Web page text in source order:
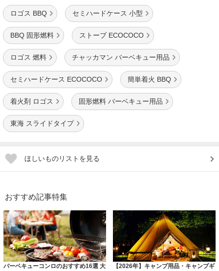
ロゴス BBQ セミハードケース 小型
BBQ 固形燃料 ストーブ ECOCOCO
ロゴス 燃料 チャッカマン バーベキュー用品
セミハードケース ECOCOCO 簡単着火 BBQ
着火剤 ロゴス 固形燃料 バーベキュー用品
東海 スライドタイプ
ほしいものリストを見る
おすすめ記事特集
バーベキューコンロのおすすめ16選 大
【2026年】キャンプ用品・キャンプギ